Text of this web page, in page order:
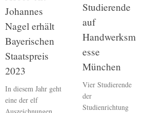
Johannes
Nagel erhält
Bayerischen
Staatspreis
2023
In diesem Jahr geht
eine der elf
Studierende
auf
Handwerksm
esse
München
Vier Studierende
der
Studienrichtung